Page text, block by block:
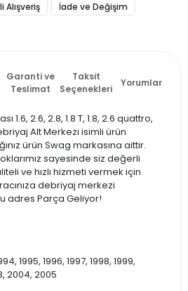
Alışveriş İade ve Değişim
Garanti ve
Teslimat
Taksit
Seçenekleri
Yorumlar
1.6, 2.6, 2.8, 1.8 T, 1.8, 2.6 quattro,
Alt Merkezi isimli ürün
ürün Swag markasına aittir.
sayesinde siz değerli
ve hızlı hizmeti vermek için
debriyaj merkezi
adres Parça Geliyor!
1995, 1996, 1997, 1998, 1999,
2004, 2005